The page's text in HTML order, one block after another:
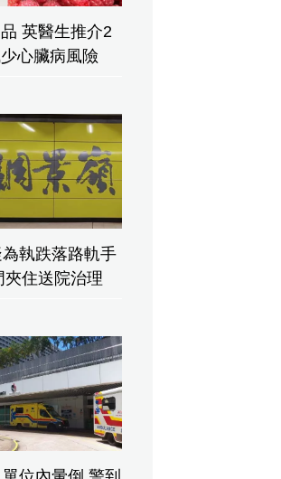
英醫生推介2
心臟病風險
執跌落路軌手
住送院治理